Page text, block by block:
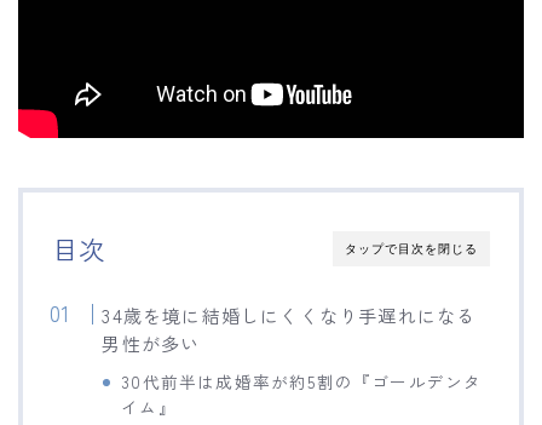
タップで目次を閉じる
目次
34歳を境に結婚しにくくなり手遅れになる
男性が多い
30代前半は成婚率が約5割の『ゴールデンタ
イム』